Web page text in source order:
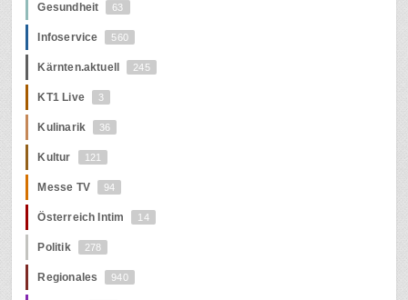
Gesundheit 63
Infoservice 560
Kärnten.aktuell 245
KT1 Live 3
Kulinarik 36
Kultur 121
Messe TV 94
Österreich Intim 14
Politik 278
Regionales 940